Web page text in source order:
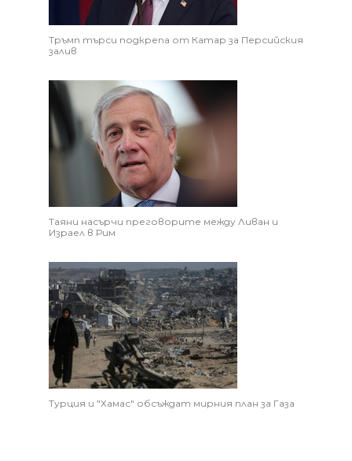
Тръмп търси подкрепа от Катар за Персийския
залив
Таяни насърчи преговорите между Ливан и
Израел в Рим
Турция и "Хамас" обсъждат мирния план за Газа